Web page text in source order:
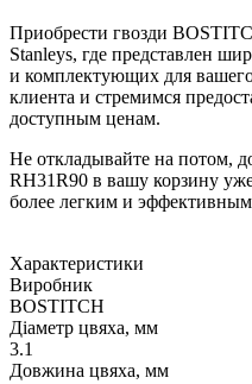
Приобрести гвозди
Stanleys, где представлен
и комплектующих для
клиента и стремимся
доступным ценам.
Не откладывайте на потом,
RH31R90 в вашу корзину
более легким и
Характеристики
Виробник
BOSTITCH
Діаметр цвяха, мм
3.1
Довжина цвяха, мм